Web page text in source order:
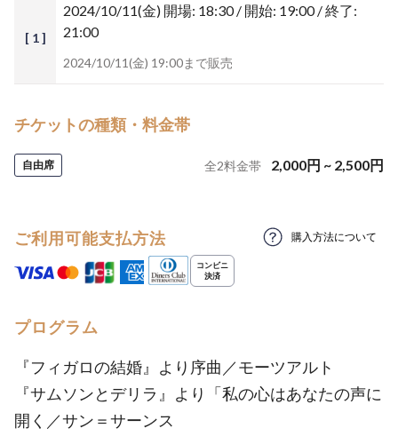
[ 1 ]
2024/10/11(金) 開場: 18:30 / 開始: 19:00 / 終了:
21:00
2024/10/11(金) 19:00まで販売
チケットの種類・料金帯
自由席 全2料金帯 2,000円 ~ 2,500円
ご利用可能支払方法 購入方法について
プログラム
『フィガロの結婚』より序曲／モーツアルト
『サムソンとデリラ』より「私の心はあなたの声に
開く／サン＝サーンス